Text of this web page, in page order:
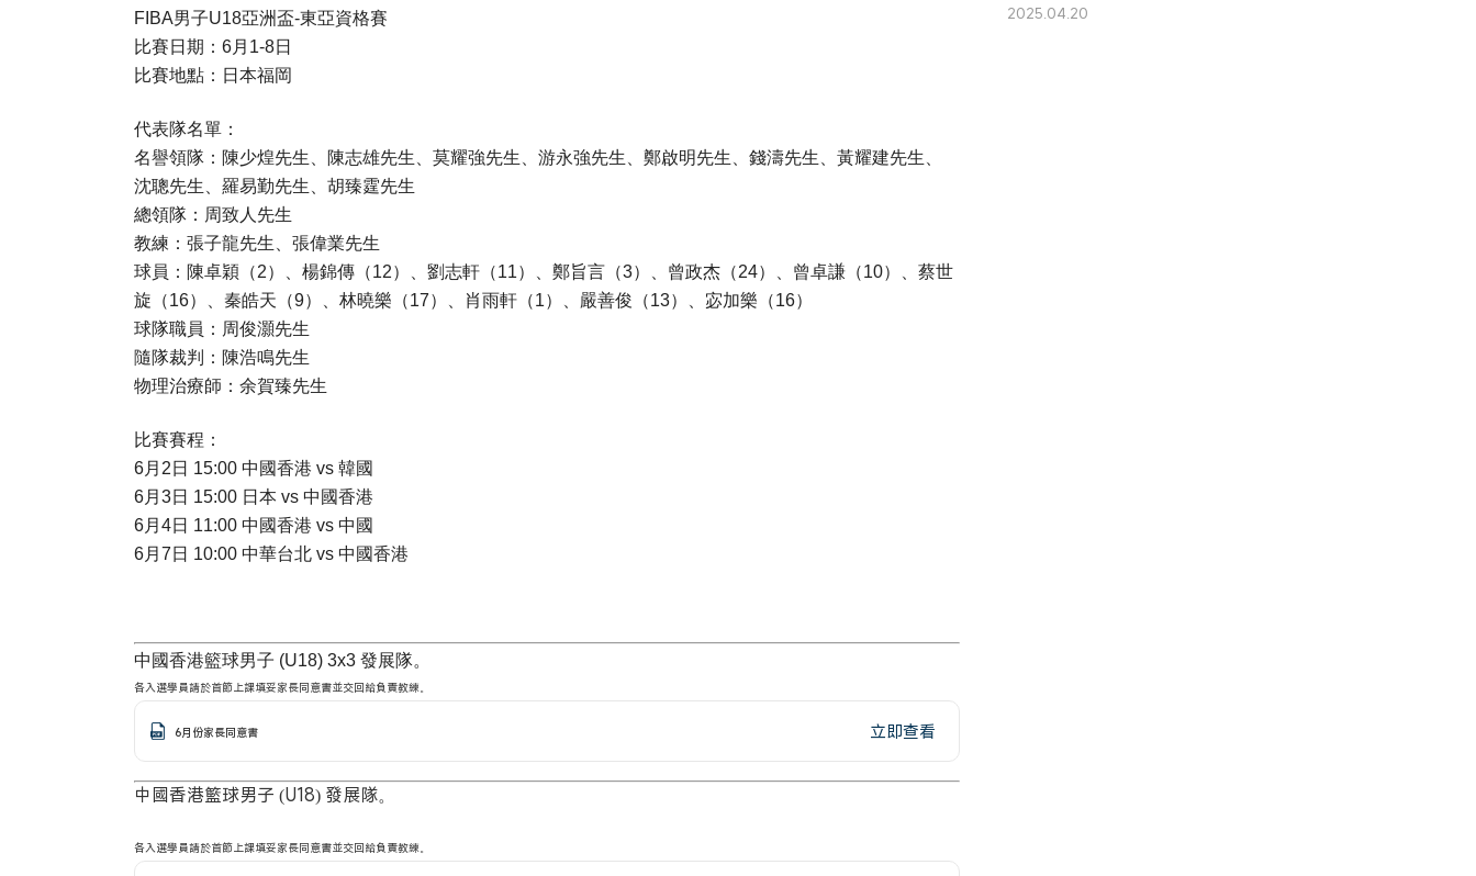
FIBA男子U18亞洲盃-東亞資格賽
比賽日期：6月1-8日
比賽地點：日本福岡
代表隊名單：
名譽領隊：陳少煌先生、陳志雄先生、莫耀強先生、游永強先生、鄭啟明先生、錢濤先生、黃耀建先生、
沈聰先生、羅易勤先生、胡臻霆先生
總領隊：周致人先生
教練：張子龍先生、張偉業先生
球員：陳卓穎（2）、楊錦傳（12）、劉志軒（11）、鄭旨言（3）、曾政杰（24）、曾卓謙（10）、蔡世
旋（16）、秦皓天（9）、林曉樂（17）、肖雨軒（1）、嚴善俊（13）、宓加樂（16）
球隊職員：周俊灝先生
隨隊裁判：陳浩鳴先生
物理治療師：余賀臻先生
比賽賽程：
6月2日 15:00 中國香港 vs 韓國
6月3日 15:00 日本 vs 中國香港
6月4日 11:00 中國香港 vs 中國
6月7日 10:00 中華台北 vs 中國香港
中國香港籃球男子 (U18) 3x3 發展隊。
各入選學員請於首節上課填妥家長同意書並交回給負責教練。
6月份家長同意書 立即查看
中國香港籃球男子 (U18) 發展隊。
各入選學員請於首節上課填妥家長同意書並交回給負責教練。
2025.04.20